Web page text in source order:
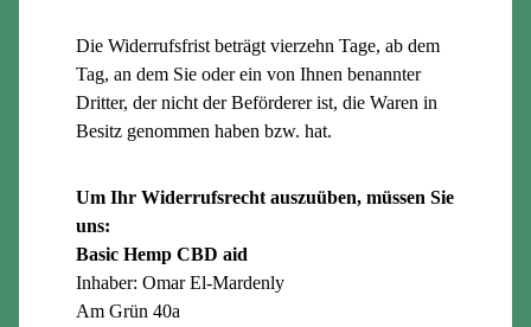
Die Widerrufsfrist beträgt vierzehn Tage, ab dem
Tag, an dem Sie oder ein von Ihnen benannter
Dritter, der nicht der Beförderer ist, die Waren in
Besitz genommen haben bzw. hat.
Um Ihr Widerrufsrecht auszuüben, müssen Sie
uns:
Basic Hemp CBD aid
Inhaber: Omar El-Mardenly
Am Grün 40a